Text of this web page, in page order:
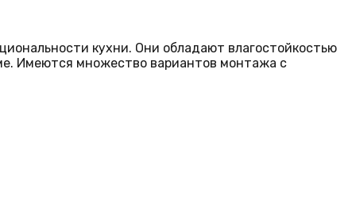
кухни. Они обладают влагостойкостью
Имеются множество вариантов монтажа с